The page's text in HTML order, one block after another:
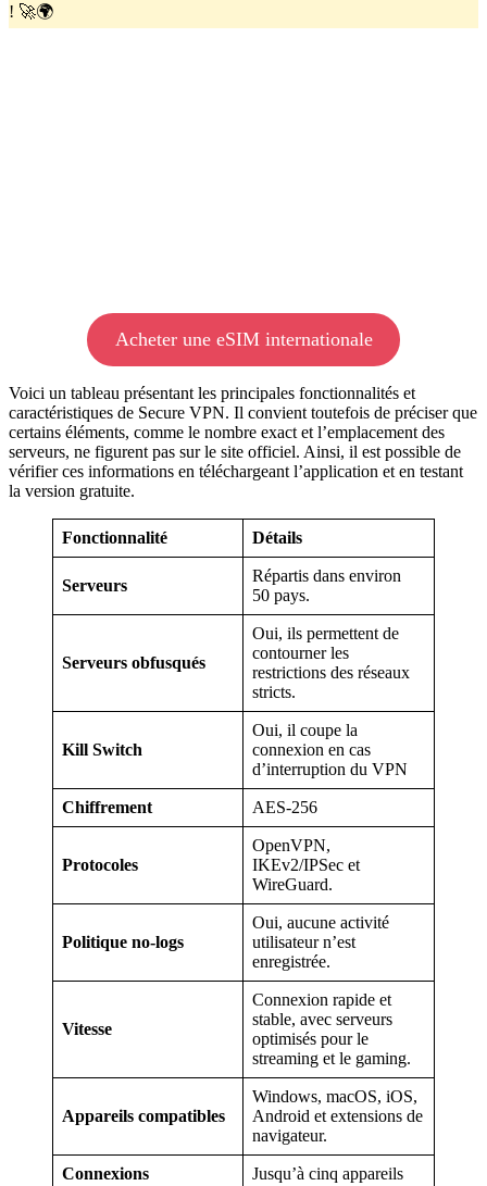
! 🚀🌍
Acheter une eSIM internationale
Voici un tableau présentant les principales fonctionnalités et
caractéristiques de Secure VPN. Il convient toutefois de préciser que
certains éléments, comme le nombre exact et l’emplacement des
serveurs, ne figurent pas sur le site officiel. Ainsi, il est possible de
vérifier ces informations en téléchargeant l’application et en testant
la version gratuite.
Fonctionnalité Détails
Serveurs
Répartis dans environ
50 pays.
Serveurs obfusqués
Oui, ils permettent de
contourner les
restrictions des réseaux
stricts.
Kill Switch
Oui, il coupe la
connexion en cas
d’interruption du VPN
Chiffrement AES-256
Protocoles
OpenVPN,
IKEv2/IPSec et
WireGuard.
Politique no-logs
Oui, aucune activité
utilisateur n’est
enregistrée.
Vitesse
Connexion rapide et
stable, avec serveurs
optimisés pour le
streaming et le gaming.
Appareils compatibles
Windows, macOS, iOS,
Android et extensions de
navigateur.
Connexions
Jusqu’à cinq appareils